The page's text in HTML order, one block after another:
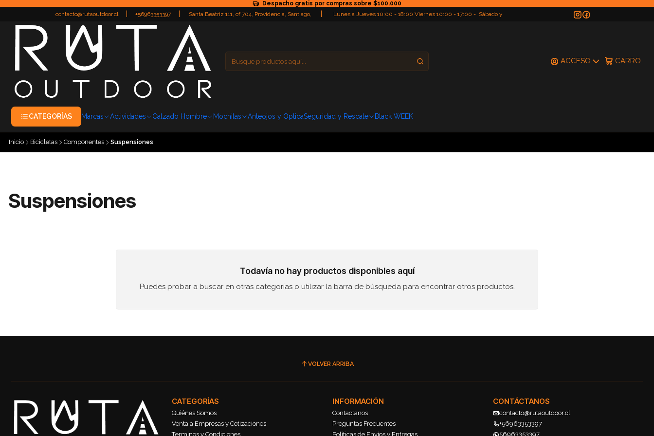
Despacho gratis por compras sobre $100.000
contacto@rutaoutdoor.cl
+56963353397
Santa Beatriz 111, of 704, Providencia, Santiago,
Lunes a Jueves 10:00 - 18:00 Viernes 10:00 - 17:00 - Sábado y
ACCESO CARRO
CATEGORÍAS Marcas Actividades Calzado Hombre Mochilas Anteojos y OpticaSeguridad y Rescate Black WEEK
Inicio Bicicletas Componentes Suspensiones
Suspensiones
Todavía no hay productos disponibles aquí
Puedes probar a buscar en otras categorías o utilizar la barra de búsqueda para encontrar otros productos.
VOLVER ARRIBA
CATEGORÍAS
Quiénes Somos
Venta a Empresas y Cotizaciones
Terminos y Condiciones
INFORMACIÓN
Contactanos
Preguntas Frecuentes
Políticas de Envíos y Entregas
CONTÁCTANOS
contacto@rutaoutdoor.cl
+56963353397
56963353397